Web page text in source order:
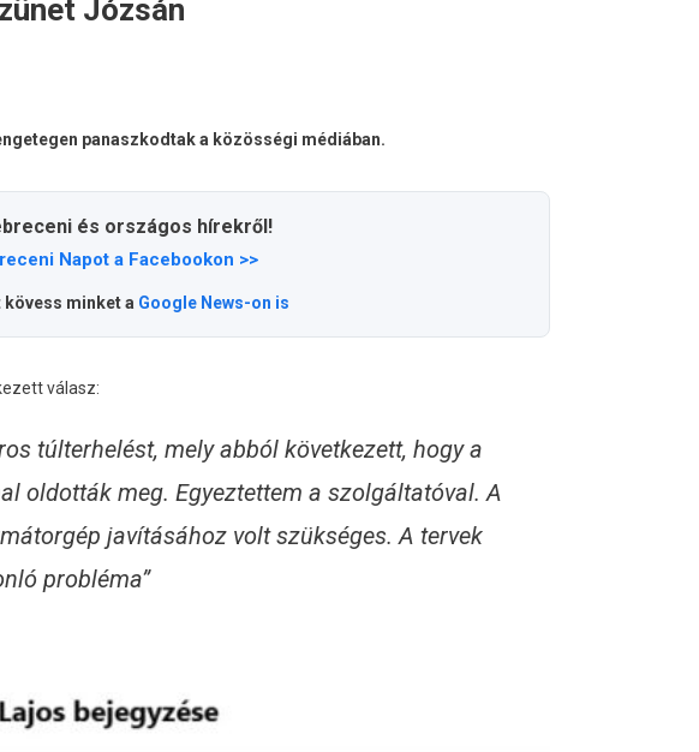
Józsán
panaszkodtak a közösségi médiában.
és országos hírekről!
Napot a Facebookon >>
minket a Google News-on is
válasz:
túlterhelést, mely abból következett, hogy a
oldották meg. Egyeztettem a szolgáltatóval. A
javításához volt szükséges. A tervek
probléma”